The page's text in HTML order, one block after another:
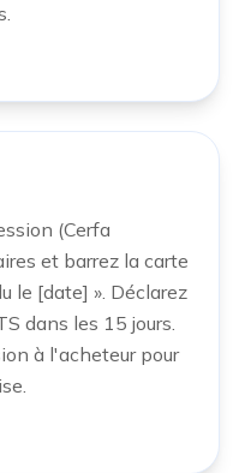
(Cerfa
et barrez la carte
le [date] ». Déclarez
dans les 15 jours.
à l'acheteur pour